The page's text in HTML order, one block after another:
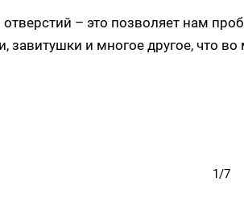
– это позволяет нам
завитушки и многое другое, что во
1/7